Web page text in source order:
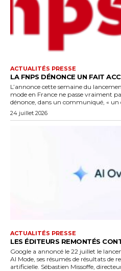
ACTUALITÉS PRESSE
LA FNPS DÉNONCE UN FAIT
L’annonce cette semaine du
mode en France ne passe vraiment
dénonce, dans un communiqué, «
24 juillet 2026
ACTUALITÉS PRESSE
LES ÉDITEURS REMONTÉS
Google a annoncé le 22 juillet le
AI Mode, ses résumés de résultats de
artificielle. Sébastien Missoffe, directeur